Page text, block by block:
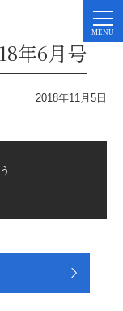
年6月号
2018年11月5日